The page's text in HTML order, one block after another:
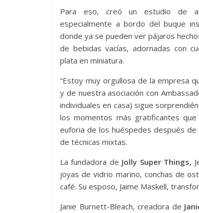
Para eso, creó un estudio de
especialmente a bordo del buque
donde ya se pueden ver pájaros
de bebidas vacías, adornadas con
plata en miniatura.
“Estoy muy orgullosa de la empresa
y de nuestra asociación con
individuales en casa) sigue
los momentos más gratificantes
euforia de los huéspedes después de
de técnicas mixtas.
La fundadora de Jolly Super Things,
joyas de vidrio marino, conchas de
café. Su esposo, Jaime Maskell,
Janie Burnett-Bleach, creadora de